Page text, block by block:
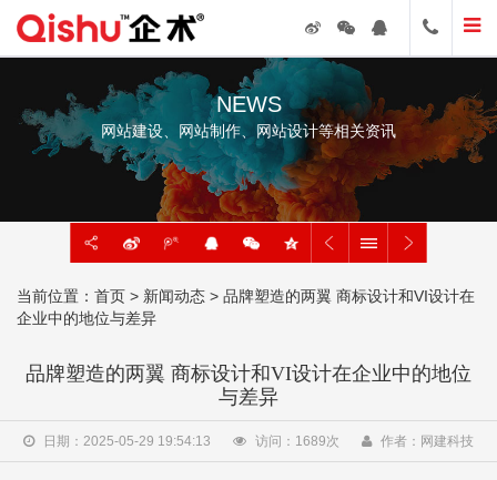
NEWS
网站建设、网站制作、网站设计等相关资讯
当前位置： 首页 > 新闻动态 > 品牌塑造的两翼 商标设计和VI设计在
企业中的地位与差异
品牌塑造的两翼 商标设计和VI设计在企业中的地位
与差异
日期：2025-05-29 19:54:13 访问： 1689次 作者：网建科技